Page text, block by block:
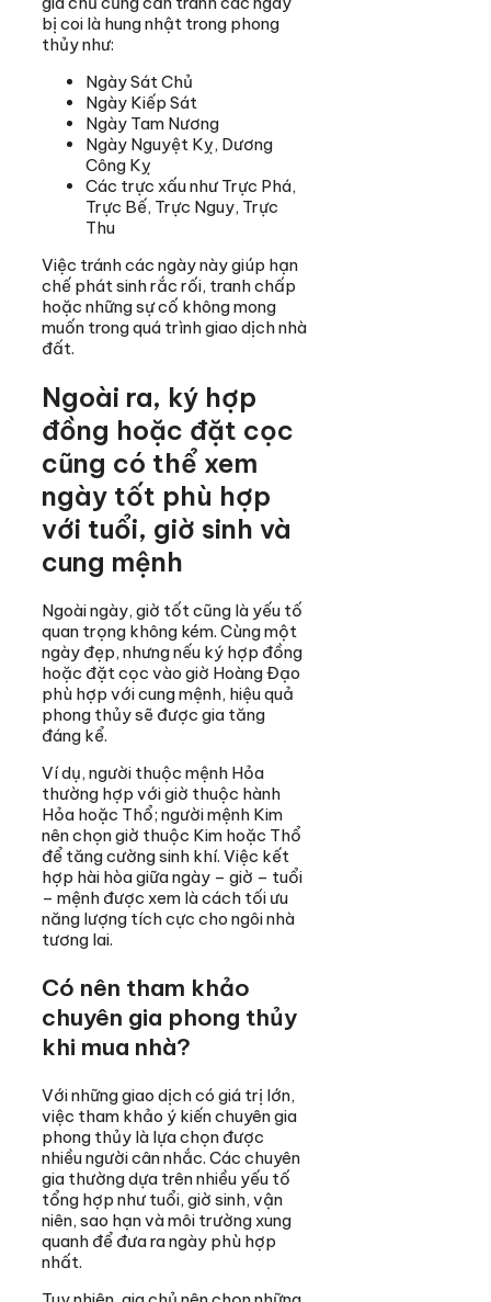
bị coi là hung nhật trong phong
thủy như:
Ngày Sát Chủ
Ngày Kiếp Sát
Ngày Tam Nương
Ngày Nguyệt Kỵ, Dương
Công Kỵ
Các trực xấu như Trực Phá,
Trực Bế, Trực Nguy, Trực
Thu
Việc tránh các ngày này giúp hạn
chế phát sinh rắc rối, tranh chấp
hoặc những sự cố không mong
muốn trong quá trình giao dịch nhà
đất.
Ngoài ra, ký hợp
đồng hoặc đặt cọc
cũng có thể xem
ngày tốt phù hợp
với tuổi, giờ sinh và
cung mệnh
Ngoài ngày, giờ tốt cũng là yếu tố
quan trọng không kém. Cùng một
ngày đẹp, nhưng nếu ký hợp đồng
hoặc đặt cọc vào giờ Hoàng Đạo
phù hợp với cung mệnh, hiệu quả
phong thủy sẽ được gia tăng
đáng kể.
Ví dụ, người thuộc mệnh Hỏa
thường hợp với giờ thuộc hành
Hỏa hoặc Thổ; người mệnh Kim
nên chọn giờ thuộc Kim hoặc Thổ
để tăng cường sinh khí. Việc kết
hợp hài hòa giữa ngày – giờ – tuổi
– mệnh được xem là cách tối ưu
năng lượng tích cực cho ngôi nhà
tương lai.
Có nên tham khảo
chuyên gia phong thủy
khi mua nhà?
Với những giao dịch có giá trị lớn,
việc tham khảo ý kiến chuyên gia
phong thủy là lựa chọn được
nhiều người cân nhắc. Các chuyên
gia thường dựa trên nhiều yếu tố
tổng hợp như tuổi, giờ sinh, vận
niên, sao hạn và môi trường xung
quanh để đưa ra ngày phù hợp
nhất.